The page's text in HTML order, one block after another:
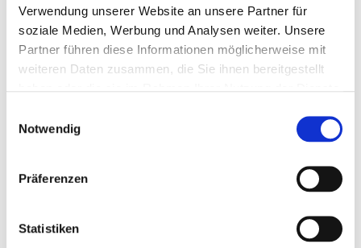
Verwendung unserer Website an unsere Partner für
soziale Medien, Werbung und Analysen weiter. Unsere
Partner führen diese Informationen möglicherweise mit
weiteren Daten zusammen, die Sie ihnen bereitgestellt
Notwendig
Präferenzen
Statistiken
RidersPartner Rapunzel 1l